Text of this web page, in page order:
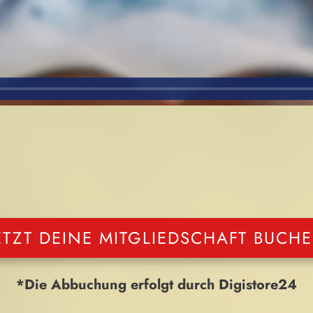
DEINE MITGLIEDSCHAFT
*Die Abbuchung erfolgt durch Digistore24